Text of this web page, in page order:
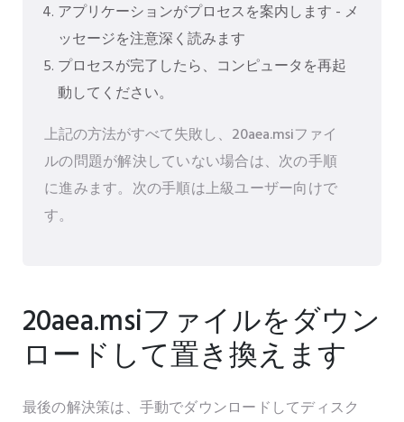
アプリケーションがプロセスを案内します - メ
ッセージを注意深く読みます
プロセスが完了したら、コンピュータを再起
動してください。
上記の方法がすべて失敗し、20aea.msiファイ
ルの問題が解決していない場合は、次の手順
に進みます。次の手順は上級ユーザー向けで
す。
20aea.msiファイルをダウン
ロードして置き換えます
最後の解決策は、手動でダウンロードしてディスク